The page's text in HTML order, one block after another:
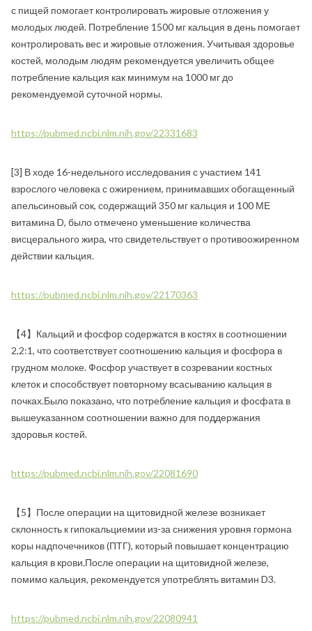
с пищей помогает контролировать жировые отложения у
молодых людей. Потребление 1500 мг кальция в день помогает
контролировать вес и жировые отложения. Учитывая здоровье
костей, молодым людям рекомендуется увеличить общее
потребление кальция как минимум на 1000 мг до
рекомендуемой суточной нормы.
https://pubmed.ncbi.nlm.nih.gov/22331683
[3] В ходе 16-недельного исследования с участием 141
взрослого человека с ожирением, принимавших обогащенный
апельсиновый сок, содержащий 350 мг кальция и 100 МЕ
витамина D, было отмечено уменьшение количества
висцерального жира, что свидетельствует о противоожиренном
действии кальция.
https://pubmed.ncbi.nlm.nih.gov/22170363
【4】Кальций и фосфор содержатся в костях в соотношении
2,2:1, что соответствует соотношению кальция и фосфора в
грудном молоке. Фосфор участвует в созревании костных
клеток и способствует повторному всасыванию кальция в
почках.Было показано, что потребление кальция и фосфата в
вышеуказанном соотношении важно для поддержания
здоровья костей.
https://pubmed.ncbi.nlm.nih.gov/22081690
【5】После операции на щитовидной железе возникает
склонность к гипокальциемии из-за снижения уровня гормона
коры надпочечников (ПТГ), который повышает концентрацию
кальция в крови.После операции на щитовидной железе,
помимо кальция, рекомендуется употреблять витамин D3.
https://pubmed.ncbi.nlm.nih.gov/22080941